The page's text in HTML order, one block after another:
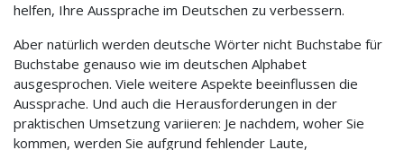
helfen, Ihre Aussprache im Deutschen zu verbessern.
Aber natürlich werden deutsche Wörter nicht Buchstabe für
Buchstabe genauso wie im deutschen Alphabet
ausgesprochen. Viele weitere Aspekte beeinflussen die
Aussprache. Und auch die Herausforderungen in der
praktischen Umsetzung variieren: Je nachdem, woher Sie
kommen, werden Sie aufgrund fehlender Laute,